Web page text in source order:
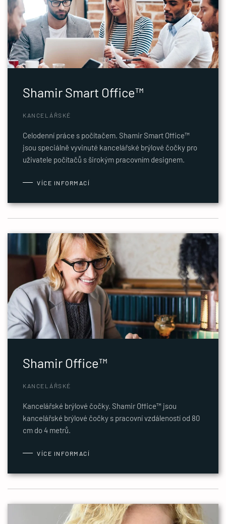
Shamir Smart Office™
KANCELÁŘSKÉ
Celodenní práce s počítačem. Shamir Smart Office™
jsou speciálně vyvinuté kancelářské brýlové čočky pro
uživatele počítačů s širokým pracovním designem.
VÍCE INFORMACÍ
Shamir Office™
KANCELÁŘSKÉ
Kancelářské brýlové čočky. Shamir Office™ jsou
kancelářské brýlové čočky s pracovní vzdáleností od 80
cm do 4 metrů.
VÍCE INFORMACÍ